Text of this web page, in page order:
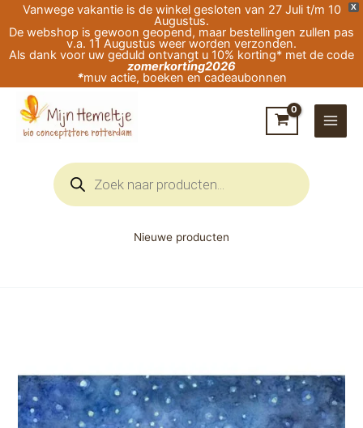
X
Vanwege vakantie is de winkel gesloten van 27 Juli t/m 10
Augustus.
De webshop is gewoon geopend, maar bestellingen zullen pas
v.a. 11 Augustus weer worden verzonden.
Als dank voor uw geduld ontvangt u 10% korting* met de code
zomerkorting2026
*muv actie, boeken en cadeaubonnen
naar
de
Producten
zoeken
Nieuwe producten
in
de
sneeuw